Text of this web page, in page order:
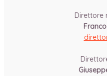
Direttore